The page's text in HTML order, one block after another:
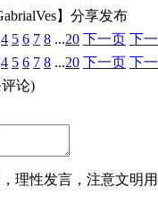
】分享发布
4 5 6 7 8 ...20 下一页 下
4 5 6 7 8 ...20 下一页 下
论)
理性发言，注意文明